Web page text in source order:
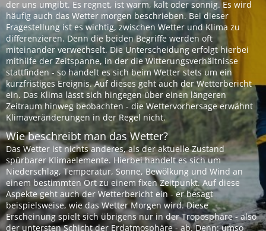
der uns umgibt. Es regnet, ist warm, kalt oder sonnig. Es wird
häufig auch das Wetter morgen beschrieben. Bei dieser
Fragestellung ist es wichtig, zwischen Wetter und Klima zu
differenzieren. Denn die beiden Begriffe werden oft
miteinander verwechselt. Die Unterscheidung erfolgt hierbei
mithilfe der Zeitspanne, in der die Witterungsverhältnisse
stattfinden - so handelt es sich beim Wetter stets um ein
kurzfristiges Ereignis. Auf dieses geht auch der Wetterbericht
ein. Das Klima lässt sich hingegen über einen längeren
Zeitraum hinweg beobachten - die Wettervorhersage erwähnt
Klimaveränderungen in der Regel nicht.
Wie beschreibt man das Wetter?
Das Wetter ist nichts anderes, als der aktuelle Zustand
spürbarer Klimaelemente. Hierbei handelt es sich um
Niederschlag, Temperatur, Sonne, Bewölkung und Wind an
einem bestimmten Ort zu einem fixen Zeitpunkt. Auf diese
Aspekte geht auch der Wetterbericht ein - er besagt
beispielsweise, wie das Wetter Morgen wird. Diese
Erscheinung spielt sich übrigens nur in der Troposphäre - also
der untersten Schicht der Erdatmosphäre - ab. Denn: umso